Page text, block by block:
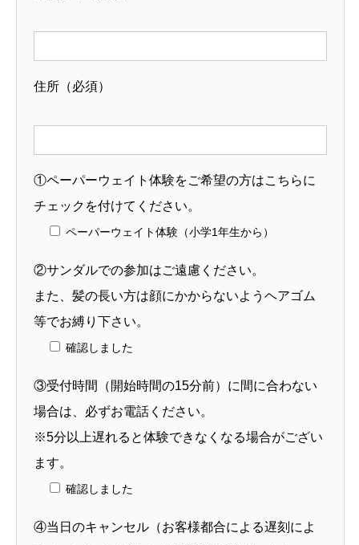
住所（必須）
①ペーパーウェイト体験をご希望の方はこちらに
チェックを付けてください。
ペーパーウェイト体験（小学1年生から）
②サンダルでの参加はご遠慮ください。
また、髪の長い方は顔にかからないようヘアゴム
等でお縛り下さい。
確認しました
③受付時間（開始時間の15分前）に間に合わない
場合は、必ずお電話ください。
※5分以上遅れると体験できなくなる場合がござい
ます。
確認しました
④当日のキャンセル（お客様都合による遅刻によ